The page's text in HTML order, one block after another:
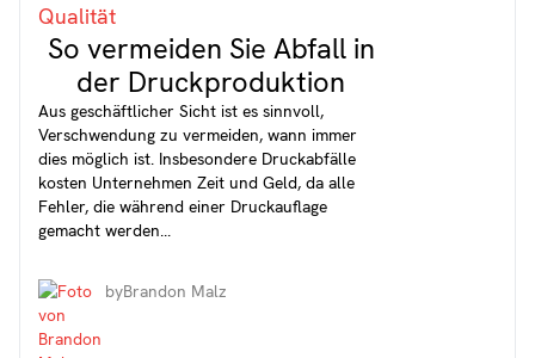
Qualität
So vermeiden Sie Abfall in
der Druckproduktion
Aus geschäftlicher Sicht ist es sinnvoll,
Verschwendung zu vermeiden, wann immer
dies möglich ist. Insbesondere Druckabfälle
kosten Unternehmen Zeit und Geld, da alle
Fehler, die während einer Druckauflage
gemacht werden...
byBrandon Malz